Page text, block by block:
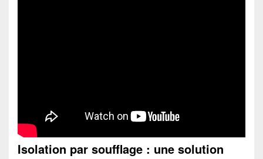
Isolation par soufflage : une solution